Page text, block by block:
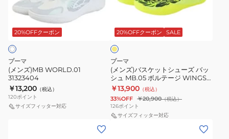
20%OFFクーポン
プーマ
(メンズ)MB WORLD.01
31323404
￥13,200 （税込）
120ポイント
サイズフィッター対応
ト
シ
ュ
ー
ズ
バ
ッ
シ
20%OFFクーポン SALE
イ
エ
ロ
プーマ
(メンズ)バスケットシューズ バッ
シュ MB.05 ボルテージ WINGS
ラメロボール 31213101
￥13,900 （税込）
33%OFF ￥20,900（税込）
126ポイント
サイズフィッター対応